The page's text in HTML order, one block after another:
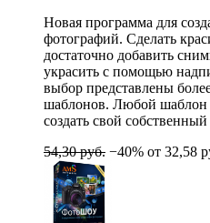
Новая программа для
фотографий. Сделать
достаточно добавить
украсить с помощью
выбор представлены
шаблонов. Любой шаблон
создать свой
54,30 руб. −40% от 32,58